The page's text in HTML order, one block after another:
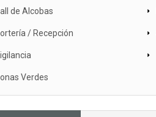
de Alcobas
/ Recepción
Verdes